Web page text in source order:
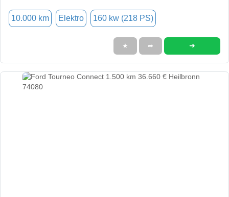
10.000 km Elektro 160 kw (218 PS)
★ ➦ ➜